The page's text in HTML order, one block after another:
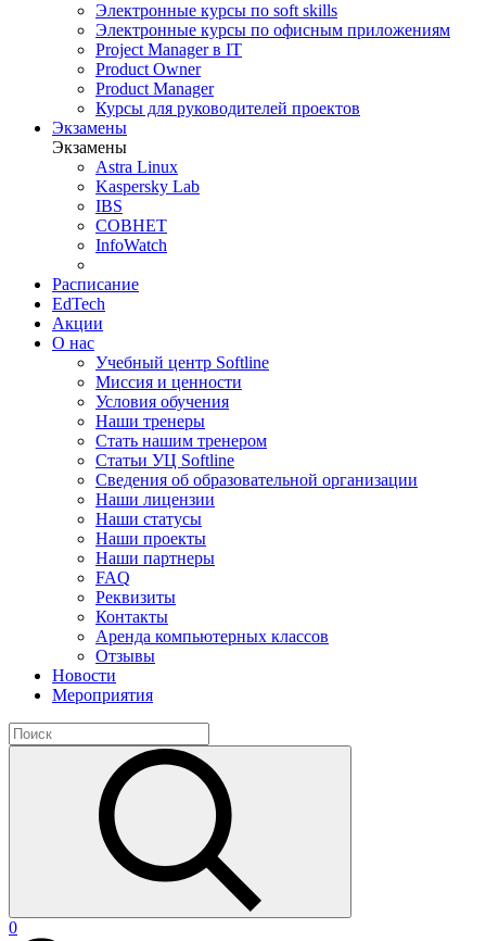
Электронные курсы по soft skills
Электронные курсы по офисным приложениям
Project Manager в IT
Product Owner
Product Manager
Курсы для руководителей проектов
Экзамены
Экзамены
Astra Linux
Kaspersky Lab
IBS
СОВНЕТ
InfoWatch
Расписание
EdTech
Акции
О нас
Учебный центр Softline
Миссия и ценности
Условия обучения
Наши тренеры
Стать нашим тренером
Статьи УЦ Softline
Сведения об образовательной организации
Наши лицензии
Наши статусы
Наши проекты
Наши партнеры
FAQ
Реквизиты
Контакты
Аренда компьютерных классов
Отзывы
Новости
Мероприятия
0